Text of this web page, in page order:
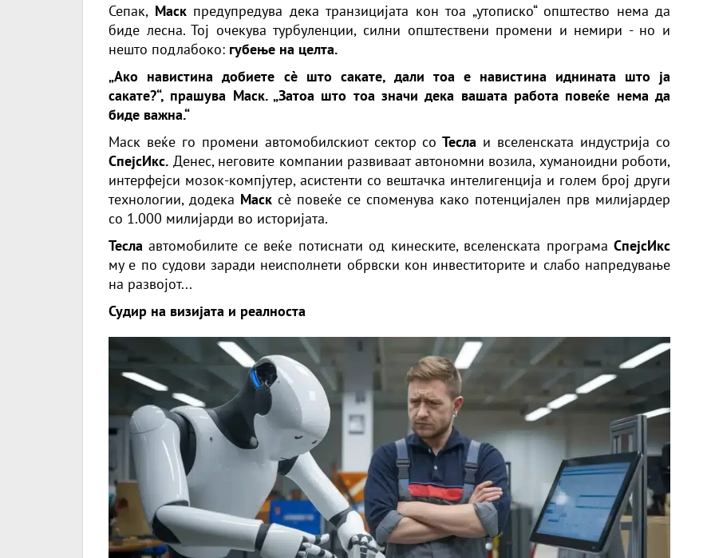
Сепак, Маск предупредува дека транзицијата кон тоа „утописко“ општество нема да
биде лесна. Тој очекува турбуленции, силни општествени промени и немири - но и
нешто подлабоко: губење на целта.
„Ако навистина добиете сè што сакате, дали тоа е навистина иднината што ја
сакате?“, прашува Маск. „Затоа што тоа значи дека вашата работа повеќе нема да
биде важна.“
Маск веќе го промени автомобилскиот сектор со Тесла и вселенската индустрија со
СпејсИкс. Денес, неговите компании развиваат автономни возила, хуманоидни роботи,
интерфејси мозок-компјутер, асистенти со вештачка интелигенција и голем број други
технологии, додека Маск сè повеќе се споменува како потенцијален прв милијардер
со 1.000 милијарди во историјата.
Тесла автомобилите се веќе потиснати од кинеските, вселенската програма СпејсИкс
му е по судови заради неисполнети обрвски кон инвеститорите и слабо напредување
на развојот...
Судир на визијата и реалноста